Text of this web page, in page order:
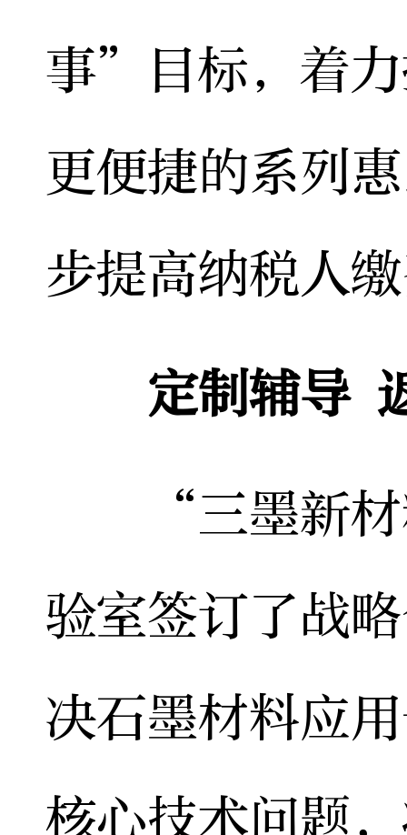
事”目标，着
更便捷的系列
步提高纳税人
定制辅导
“三墨新材
验室签订了战
决石墨材料应
核心技术问题